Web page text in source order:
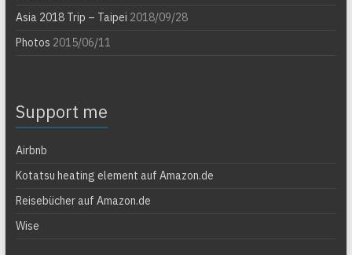
Asia 2018 Trip – Taipei 2018/09/28
Photos 2015/06/11
Support me
Airbnb
Kotatsu heating element auf Amazon.de
Reisebücher auf Amazon.de
Wise